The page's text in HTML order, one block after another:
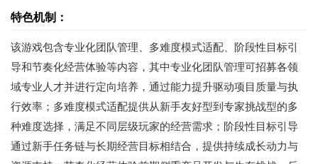
特色机制：
该游戏包含专业化团队管理、多难度模式适配、阶段性目标引
导和节奏化经营体验等内容，其中专业化团队管理可招募各领
域专业人才并进行定向培养，通过能力提升驱动项目质量与执
行效率；多难度模式适配提供从新手友好型到专家挑战型的多
种难度选择，满足不同层级玩家的经营需求；阶段性目标引导
通过新手任务链与长期经营目标相结合，提供持续成长动力与